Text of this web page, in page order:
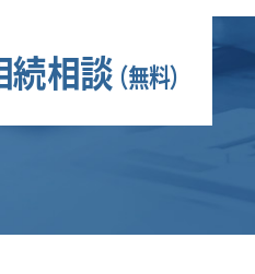
続相談 （無料）